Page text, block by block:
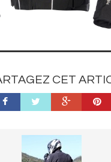
CET